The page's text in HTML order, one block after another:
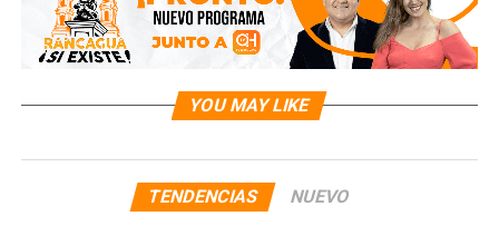
YOU MAY LIKE
TENDENCIAS NUEVO